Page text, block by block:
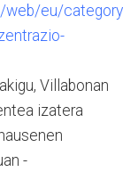
web/eu/
Villabonan
izatera
-